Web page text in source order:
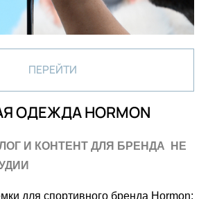
ПЕРЕЙТИ
ОДЕЖДА HORMON
И КОНТЕНТ ДЛЯ БРЕНДА НЕ
для спортивного бренда Hormon: